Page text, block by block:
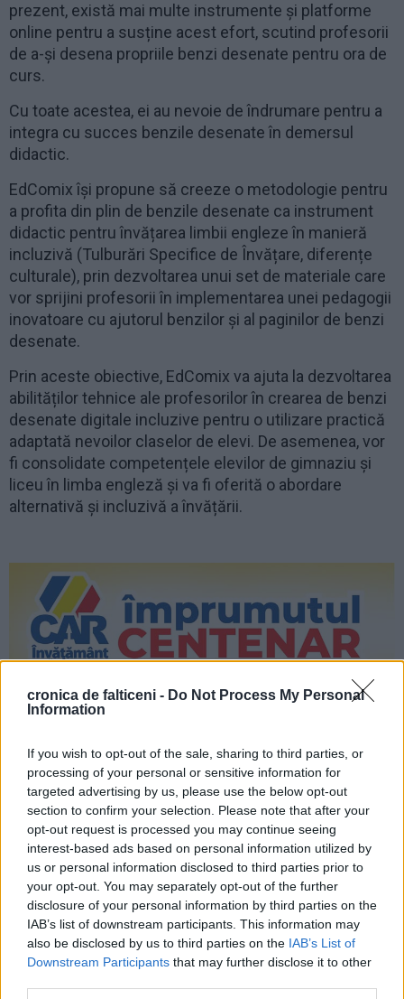
cronica de falticeni - Do Not Process My Personal
Information
If you wish to opt-out of the sale, sharing to third parties, or
processing of your personal or sensitive information for
targeted advertising by us, please use the below opt-out
section to confirm your selection. Please note that after your
opt-out request is processed you may continue seeing
interest-based ads based on personal information utilized by
us or personal information disclosed to third parties prior to
your opt-out. You may separately opt-out of the further
disclosure of your personal information by third parties on the
IAB’s list of downstream participants. This information may
also be disclosed by us to third parties on the IAB’s List of
Downstream Participants that may further disclose it to other
prezent, există mai multe instrumente și platforme
online pentru a susține acest efort, scutind profesorii
de a-și desena propriile benzi desenate pentru ora de
curs.
Cu toate acestea, ei au nevoie de îndrumare pentru a
integra cu succes benzile desenate în demersul
didactic.
EdComix își propune să creeze o metodologie pentru
a profita din plin de benzile desenate ca instrument
didactic pentru învățarea limbii engleze în manieră
incluzivă (Tulburări Specifice de Învățare, diferențe
culturale), prin dezvoltarea unui set de materiale care
vor sprijini profesorii în implementarea unei pedagogii
inovatoare cu ajutorul benzilor și al paginilor de benzi
desenate.
Prin aceste obiective, EdComix va ajuta la dezvoltarea
abilităților tehnice ale profesorilor în crearea de benzi
desenate digitale incluzive pentru o utilizare practică
adaptată nevoilor claselor de elevi. De asemenea, vor
fi consolidate competențele elevilor de gimnaziu și
liceu în limba engleză și va fi oferită o abordare
alternativă și incluzivă a învățării.